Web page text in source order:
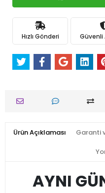
Hızlı Gönderi Güvenli
Ürün Açıklaması Garanti
AYNI